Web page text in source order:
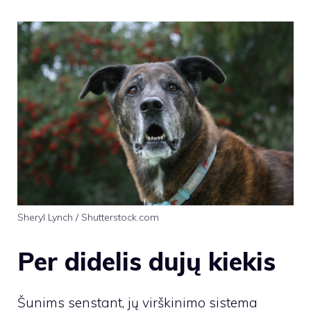
Sheryl Lynch / Shutterstock.com
Per didelis dujų kiekis
Šunims senstant, jų virškinimo sistema